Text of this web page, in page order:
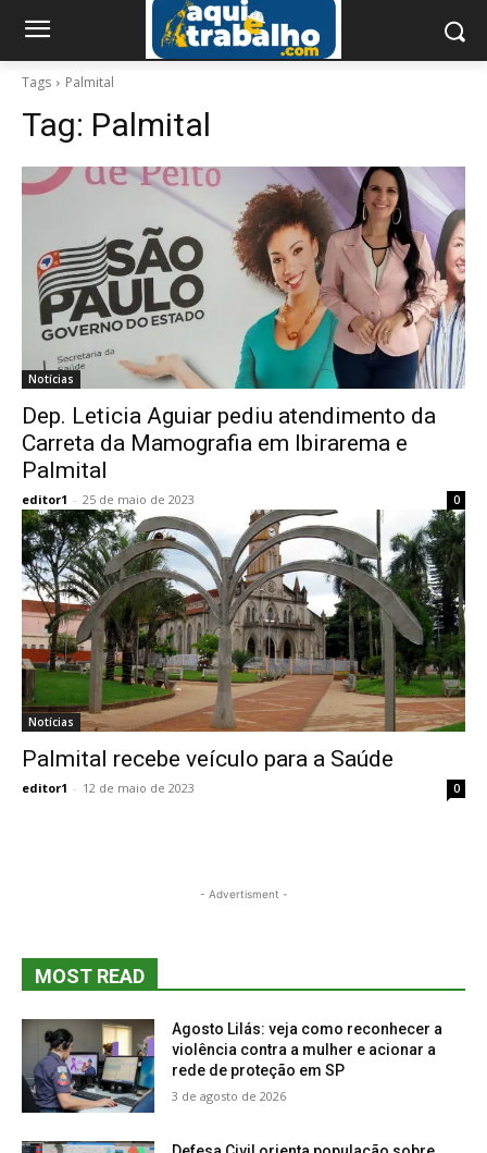
Tags Palmital
Tag: Palmital
Notícias
Dep. Leticia Aguiar pediu atendimento da
Carreta da Mamografia em Ibirarema e
Palmital
editor1 - 25 de maio de 2023 0
Notícias
Palmital recebe veículo para a Saúde
editor1 - 12 de maio de 2023 0
- Advertisment -
MOST READ
Agosto Lilás: veja como reconhecer a
violência contra a mulher e acionar a
rede de proteção em SP
3 de agosto de 2026